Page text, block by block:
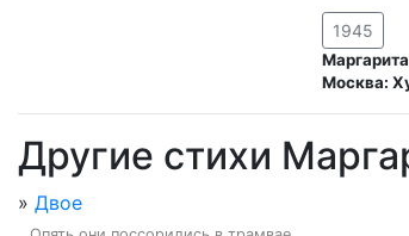
1945
Москва:
Другие стихи
» Двое